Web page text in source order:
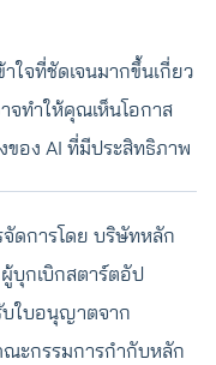
ใจที่ชัดเจนมากขึ้นเกี่ยว
จทำให้คุณเห็นโอกาส
อง AI ที่มีประสิทธิภาพ
ดการโดย บริษัทหลัก
บุกเบิกสตาร์ตอัป
บใบอนุญาตจาก
ณะกรรมการกำกับหลัก